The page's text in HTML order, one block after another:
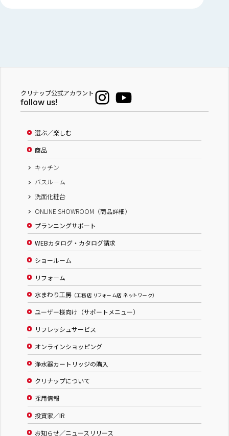
クリナップ公式アカウント
follow us!
選ぶ／楽しむ
商品
キッチン
バスルーム
洗面化粧台
ONLINE SHOWROOM（商品詳細）
プランニングサポート
WEBカタログ・カタログ請求
ショールーム
リフォーム
水まわり工房 （工務店 リフォーム店 ネットワーク）
ユーザー様向け（サポートメニュー）
リフレッシュサービス
オンラインショッピング
浄水器カートリッジの購入
クリナップについて
採用情報
投資家／IR
お知らせ／ニュースリリース